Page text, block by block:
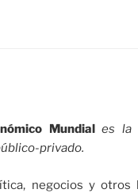
Mundiales la
privado.
negocios y otros